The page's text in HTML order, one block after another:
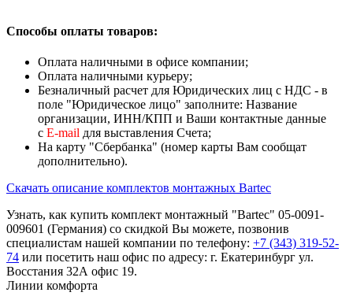
Способы оплаты товаров:
Оплата наличными в офисе компании;
Оплата наличными курьеру;
Безналичный расчет для Юридических лиц с НДС - в
поле "Юридическое лицо" заполните: Название
организации, ИНН/КПП и Ваши контактные данные
с Е-mail для выставления Счета;
На карту "Сбербанка" (номер карты Вам сообщат
дополнительно).
Скачать описание комплектов монтажных Bartec
Узнать, как купить комплект монтажный "Bartec" 05-0091-
009601 (Германия) со скидкой Вы можете, позвонив
специалистам нашей компании по телефону: +7 (343) 319-52-
74 или посетить наш офис по адресу: г. Екатеринбург ул.
Восстания 32А офис 19.
Линии комфорта